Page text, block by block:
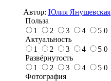
Автор: Юлия Янушевская
Польза
1
2 3 4 5 0
Актуальность
1
2 3 4 5 0
Развёрнутость
1
2 3 4 5 0
Фотография